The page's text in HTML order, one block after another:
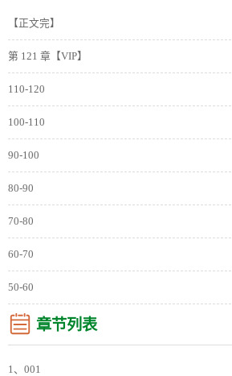
【正文完】
第 121 章【VIP】
110-120
100-110
90-100
80-90
70-80
60-70
50-60
章节列表
1、001